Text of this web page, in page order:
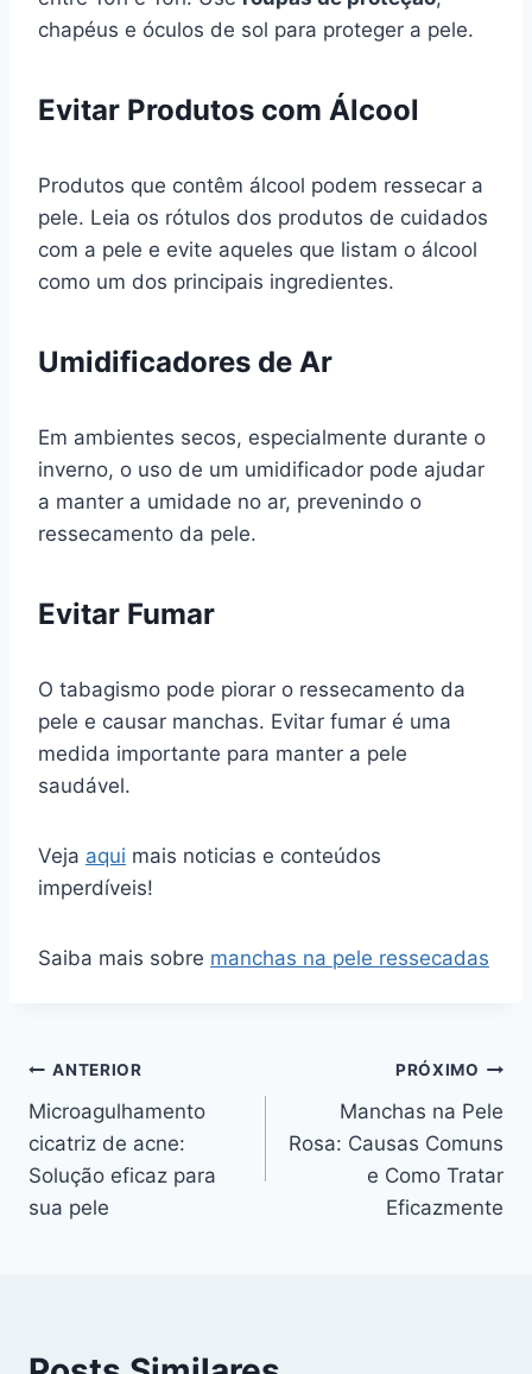
chapéus e óculos de sol para proteger a pele.
Evitar Produtos com Álcool
Produtos que contêm álcool podem ressecar a
pele. Leia os rótulos dos produtos de cuidados
com a pele e evite aqueles que listam o álcool
como um dos principais ingredientes.
Umidificadores de Ar
Em ambientes secos, especialmente durante o
inverno, o uso de um umidificador pode ajudar
a manter a umidade no ar, prevenindo o
ressecamento da pele.
Evitar Fumar
O tabagismo pode piorar o ressecamento da
pele e causar manchas. Evitar fumar é uma
medida importante para manter a pele
saudável.
Veja aqui mais noticias e conteúdos
imperdíveis!
Saiba mais sobre manchas na pele ressecadas
Navegação
de
Post
ANTERIOR
Microagulhamento
cicatriz de acne:
Solução eficaz para
sua pele
PRÓXIMO
Manchas na Pele
Rosa: Causas Comuns
e Como Tratar
Eficazmente